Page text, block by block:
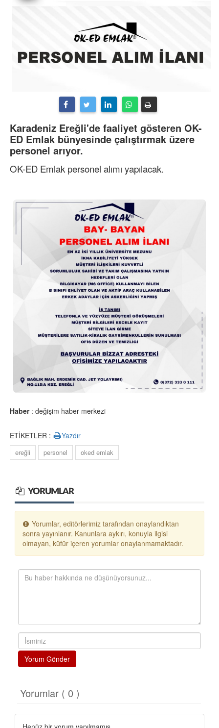
Karadeniz Ereğli'de faaliyet gösteren OK-
ED Emlak bünyesinde çalıştırmak üzere
personel arıyor.
OK-ED Emlak personel alımı yapılacak.
Haber: değişim haber merkezi
ETİKETLER : Yazdır
ereğli personel oked emlak
YORUMLAR
Yorumlar, editörlerimiz tarafından onaylandıktan
sonra yayınlanır. Kanunlara aykırı, konuyla ilgisi
olmayan, küfür içeren yorumlar onaylanmamaktadır.
Yorum Gönder
Yorumlar ( 0 )